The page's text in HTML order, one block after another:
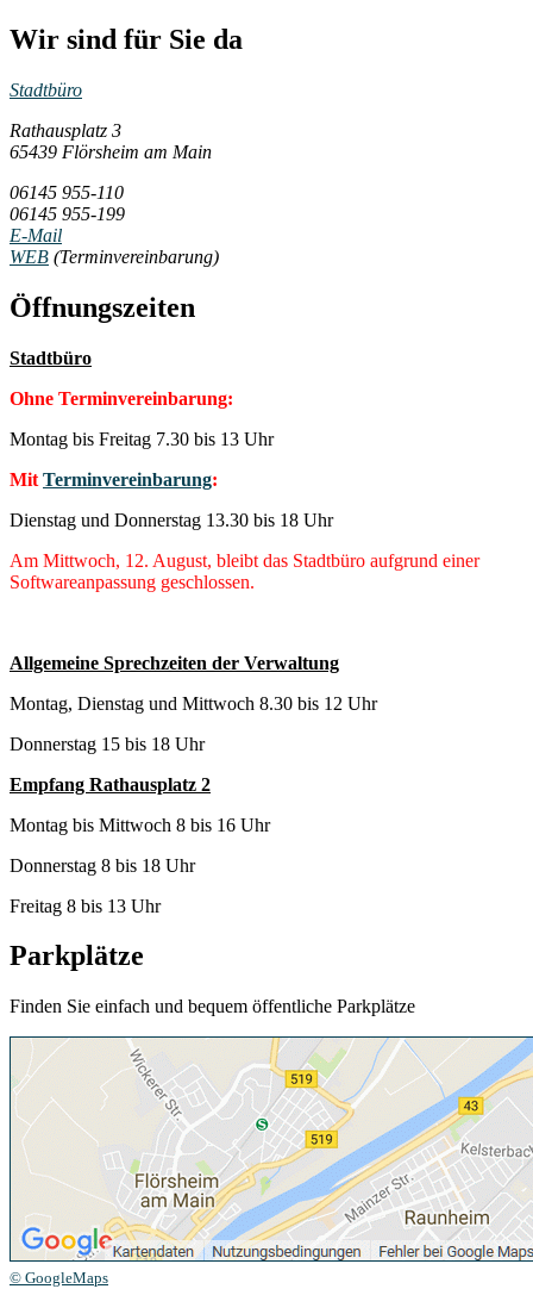
Wir sind für Sie da
Stadtbüro
Rathausplatz 3
65439 Flörsheim am Main
06145 955-110
06145 955-199
E-Mail
WEB (Terminvereinbarung)
Öffnungszeiten
Stadtbüro
Ohne Terminvereinbarung:
Montag bis Freitag 7.30 bis 13 Uhr
Mit Terminvereinbarung:
Dienstag und Donnerstag 13.30 bis 18 Uhr
Am Mittwoch, 12. August, bleibt das Stadtbüro aufgrund einer
Softwareanpassung geschlossen.
Allgemeine Sprechzeiten der Verwaltung
Montag, Dienstag und Mittwoch 8.30 bis 12 Uhr
Donnerstag 15 bis 18 Uhr
Empfang Rathausplatz 2
Montag bis Mittwoch 8 bis 16 Uhr
Donnerstag 8 bis 18 Uhr
Freitag 8 bis 13 Uhr
Parkplätze
Finden Sie einfach und bequem öffentliche Parkplätze
© GoogleMaps